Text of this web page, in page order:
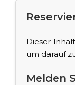
Dieser
um darauf
Melden